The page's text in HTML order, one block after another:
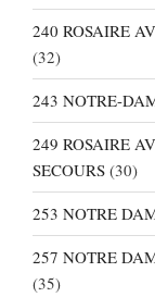
240 ROSAIRE
(32)
243 NOTRE-
249 ROSAIRE
SECOURS (30)
253 NOTRE
257 NOTRE
(35)